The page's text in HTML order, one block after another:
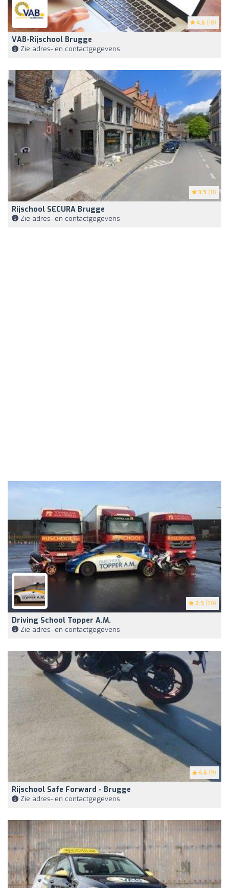
4.6 (18)
VAB-Rijschool Brugge
Zie adres- en contactgegevens
3.9 (11)
Rijschool SECURA Brugge
Zie adres- en contactgegevens
2.9 (20)
Driving School Topper A.M.
Zie adres- en contactgegevens
4.6 (9)
Rijschool Safe Forward - Brugge
Zie adres- en contactgegevens